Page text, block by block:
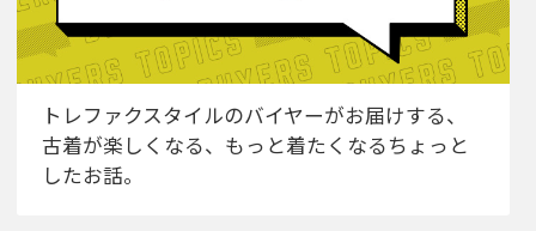
トレファクスタイルのバイヤーがお届けする、
古着が楽しくなる、もっと着たくなるちょっと
したお話。